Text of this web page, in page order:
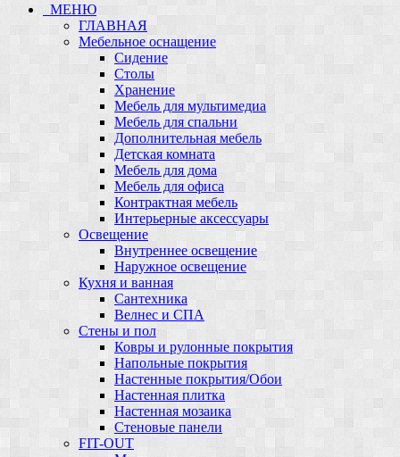
МЕНЮ
ГЛАВНАЯ
Мебельное оснащение
Сидение
Столы
Хранение
Мебель для мультимедиа
Мебель для спальни
Дополнительная мебель
Детская комната
Мебель для дома
Мебель для офиса
Контрактная мебель
Интерьерные аксессуары
Освещение
Внутреннее освещение
Наружное освещение
Кухня и ванная
Сантехника
Велнес и СПА
Стены и пол
Ковры и рулонные покрытия
Напольные покрытия
Настенные покрытия/Обои
Настенная плитка
Настенная мозаика
Стеновые панели
FIT-OUT